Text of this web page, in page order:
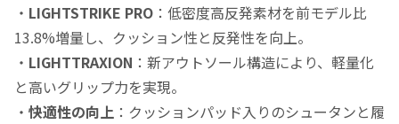
・ LIGHTSTRIKE PRO ：​低密度高反発素材を前モデル比
13.8%増量し、クッション性と反発性を向上。
・ LIGHTTRAXION ：​新アウトソール構造により、軽量化
と高いグリップ力を実現。
・ 快適性の向上 ：​クッションパッド入りのシュータンと履